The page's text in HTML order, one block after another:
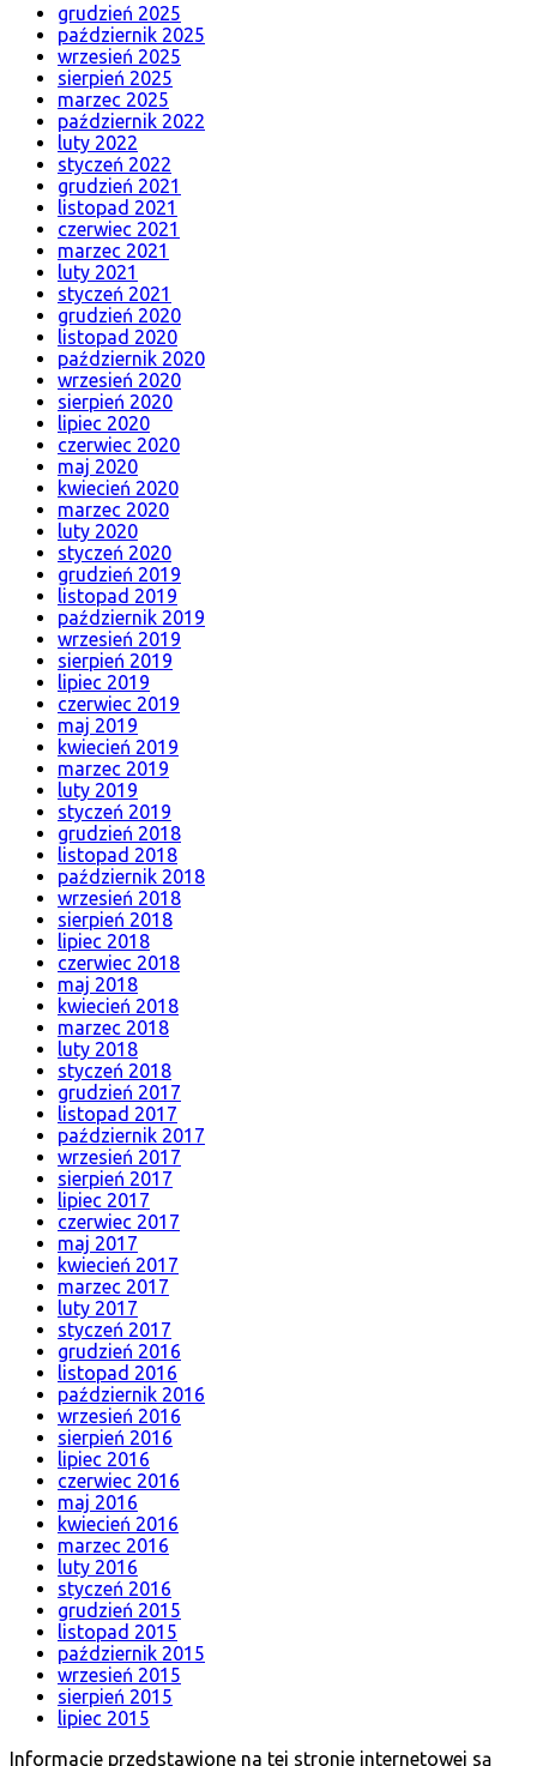
grudzień 2025
październik 2025
wrzesień 2025
sierpień 2025
marzec 2025
październik 2022
luty 2022
styczeń 2022
grudzień 2021
listopad 2021
czerwiec 2021
marzec 2021
luty 2021
styczeń 2021
grudzień 2020
listopad 2020
październik 2020
wrzesień 2020
sierpień 2020
lipiec 2020
czerwiec 2020
maj 2020
kwiecień 2020
marzec 2020
luty 2020
styczeń 2020
grudzień 2019
listopad 2019
październik 2019
wrzesień 2019
sierpień 2019
lipiec 2019
czerwiec 2019
maj 2019
kwiecień 2019
marzec 2019
luty 2019
styczeń 2019
grudzień 2018
listopad 2018
październik 2018
wrzesień 2018
sierpień 2018
lipiec 2018
czerwiec 2018
maj 2018
kwiecień 2018
marzec 2018
luty 2018
styczeń 2018
grudzień 2017
listopad 2017
październik 2017
wrzesień 2017
sierpień 2017
lipiec 2017
czerwiec 2017
maj 2017
kwiecień 2017
marzec 2017
luty 2017
styczeń 2017
grudzień 2016
listopad 2016
październik 2016
wrzesień 2016
sierpień 2016
lipiec 2016
czerwiec 2016
maj 2016
kwiecień 2016
marzec 2016
luty 2016
styczeń 2016
grudzień 2015
listopad 2015
październik 2015
wrzesień 2015
sierpień 2015
lipiec 2015
Informacje przedstawione na tej stronie internetowej są